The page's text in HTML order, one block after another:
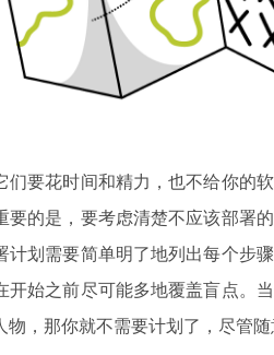
们要花时间和精力，也不给你的
要的是，要考虑清楚不应该部署
计划需要简单明了地列出每个步
开始之前尽可能多地覆盖盲点。
物，那你就不需要计划了，尽管随